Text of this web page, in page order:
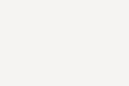
& Schüsseln